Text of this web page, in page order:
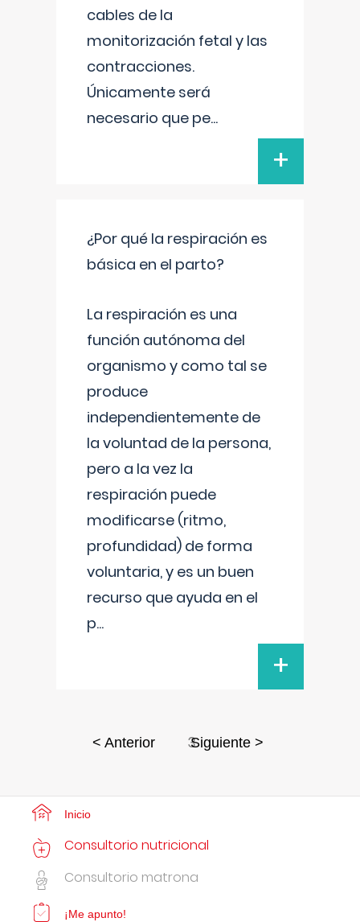
cables de la
monitorización fetal y las
contracciones.
Únicamente será
necesario que pe...
+
¿Por qué la respiración es
básica en el parto?
La respiración es una
función autónoma del
organismo y como tal se
produce
independientemente de
la voluntad de la persona,
pero a la vez la
respiración puede
modificarse (ritmo,
profundidad) de forma
voluntaria, y es un buen
recurso que ayuda en el
p...
+
< Anterior 3Siguiente >
Inicio
Consultorio nutricional
Consultorio matrona
¡Me apunto!